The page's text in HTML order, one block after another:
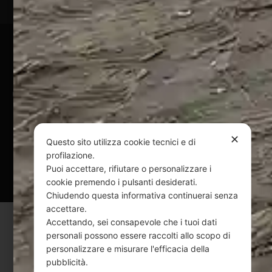
Pagamenti Sicuri
@ Copyright 2024 Webpesca è un brand Intent di Federico
Andrenacci P.Iva 01917920678
Via G. Galilei n. 2 – 64018 Tortoreto TE | REA TE-168019 |
Mail:
info@webpesca.it | Pec: federicoandrenacci@pec.it
Questo sito è protetto da Google reCAPTCHA
v3,
Privacy PolicyeTerms of Service
✕
Questo sito utilizza cookie tecnici e di
profilazione.
Puoi accettare, rifiutare o personalizzare i
cookie premendo i pulsanti desiderati.
Chiudendo questa informativa continuerai senza
accettare.
Accettando, sei consapevole che i tuoi dati
personali possono essere raccolti allo scopo di
personalizzare e misurare l'efficacia della
pubblicità.